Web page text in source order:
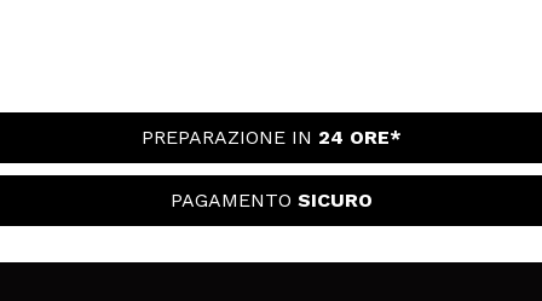
PREPARAZIONE IN 24 ORE*
PAGAMENTO SICURO